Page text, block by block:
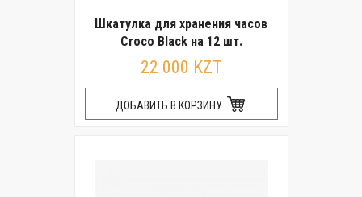
Шкатулка для хранения часов
Croco Black на 12 шт.
22 000 KZT
ДОБАВИТЬ В КОРЗИНУ